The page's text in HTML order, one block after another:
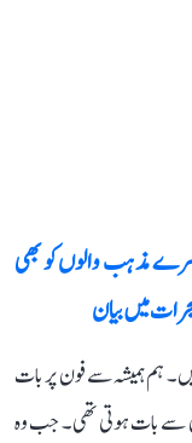
مذہب والوں کو بھی
میں بیان
ہم ہمیشہ سے فون پر بات
بات ہوتی تھی۔ جب وہ